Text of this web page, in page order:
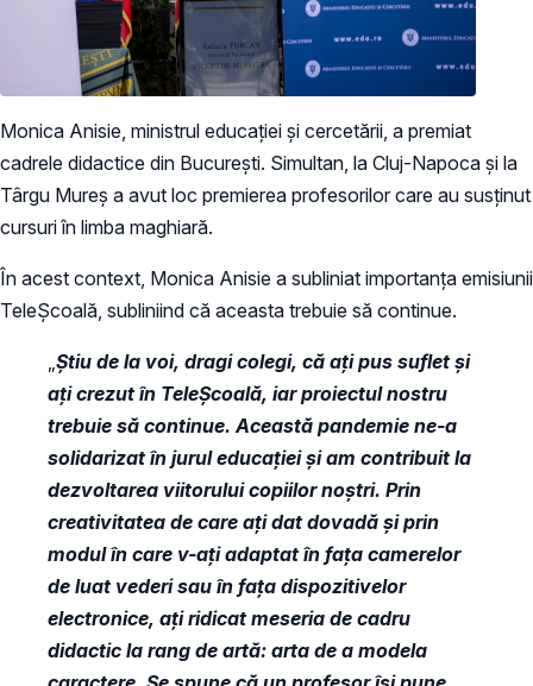
Monica Anisie, ministrul educației și cercetării, a premiat
cadrele didactice din București. Simultan, la Cluj-Napoca și la
Târgu Mureș a avut loc premierea profesorilor care au susținut
cursuri în limba maghiară.
În acest context, Monica Anisie a subliniat importanța emisiunii
TeleȘcoală, subliniind că aceasta trebuie să continue.
Știu de la voi, dragi colegi, că ați pus suflet și
ați crezut în TeleȘcoală, iar proiectul nostru
trebuie să continue. Această pandemie ne-a
solidarizat în jurul educației și am contribuit la
dezvoltarea viitorului copiilor noștri. Prin
creativitatea de care ați dat dovadă și prin
modul în care v-ați adaptat în fața camerelor
de luat vederi sau în fața dispozitivelor
electronice, ați ridicat meseria de cadru
didactic la rang de artă: arta de a modela